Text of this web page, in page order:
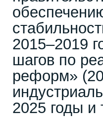
2015–2019
шагов по
реформ»
2025 годы и